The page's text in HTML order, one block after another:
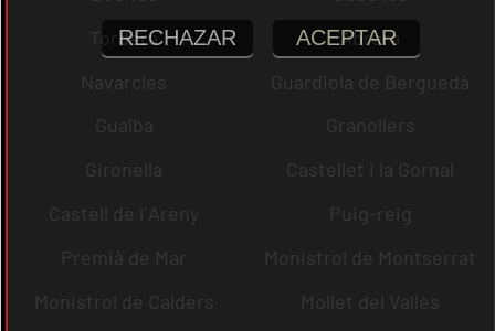
Tordera
Abrera
Navarcles
Guardiola de Berguedà
Gualba
Granollers
Gironella
Castellet i la Gornal
Castell de l´Areny
Puig-reig
Premià de Mar
Monistrol de Montserrat
Monistrol de Calders
Mollet del Vallès
RECHAZAR ACEPTAR